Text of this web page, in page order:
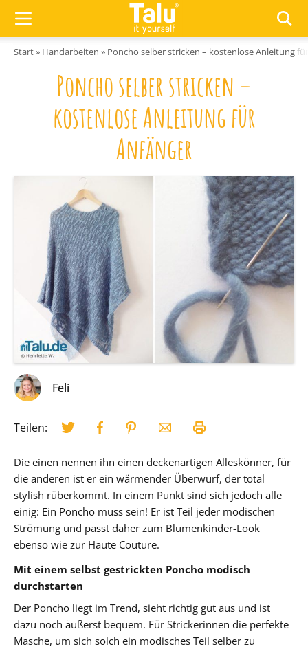
Start» Handarbeiten » Poncho selber stricken – kostenlose Anleitung
Poncho selber stricken –
kostenlose Anleitung für
Anfänger
Feli
Teilen:
Die einen nennen ihn einen deckenartigen Alleskönner, für
die anderen ist er ein wärmender Überwurf, der total
stylish rüberkommt. In einem Punkt sind sich jedoch alle
einig: Ein Poncho muss sein! Er ist Teil jeder modischen
Strömung und passt daher zum Blumenkinder-Look
ebenso wie zur Haute Couture.
Mit einem selbst gestrickten Poncho modisch
durchstarten
Der Poncho liegt im Trend, sieht richtig gut aus und ist
dazu noch äußerst bequem. Für Strickerinnen die perfekte
Masche, um sich solch ein modisches Teil selber zu